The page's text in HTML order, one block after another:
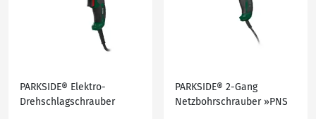
PARKSIDE® Elektro-
Drehschlagschrauber
PARKSIDE® 2-Gang
Netzbohrschrauber »PNS